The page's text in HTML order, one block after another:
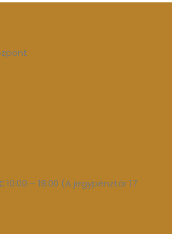
10:00 – 18:00 (A jegypénztár 17